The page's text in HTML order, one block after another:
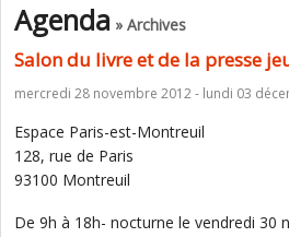
Agenda » Archives
Salon du livre et de la presse
mercredi 28 novembre 2012 - lundi 03
Espace Paris-est-Montreuil
128, rue de Paris
93100 Montreuil
De 9h à 18h- nocturne le vendredi 30